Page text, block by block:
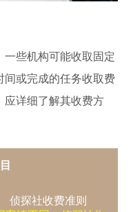
一些机构可能收取固定
间或完成的任务收取费
应详细了解其收费方
侦探社收费准则